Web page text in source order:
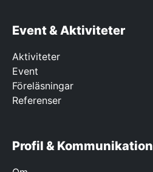
Event & Aktiviteter
Aktiviteter
Event
Föreläsningar
Referenser
Profil & Kommunikation